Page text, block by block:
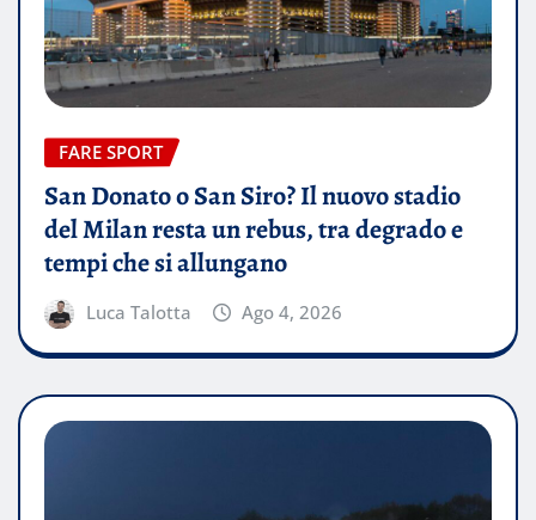
FARE SPORT
San Donato o San Siro? Il nuovo stadio
del Milan resta un rebus, tra degrado e
tempi che si allungano
Luca Talotta Ago 4, 2026